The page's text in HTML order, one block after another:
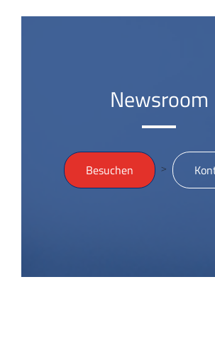
Newsroom
Besuchen >